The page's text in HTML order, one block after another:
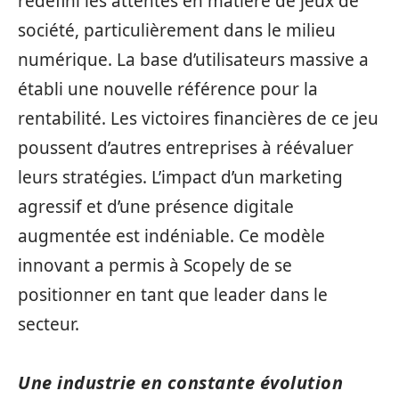
société, particulièrement dans le milieu
numérique. La base d’utilisateurs massive a
établi une nouvelle référence pour la
rentabilité. Les victoires financières de ce jeu
poussent d’autres entreprises à réévaluer
leurs stratégies. L’impact d’un marketing
agressif et d’une présence digitale
augmentée est indéniable. Ce modèle
innovant a permis à Scopely de se
positionner en tant que leader dans le
secteur.
Une industrie en constante évolution